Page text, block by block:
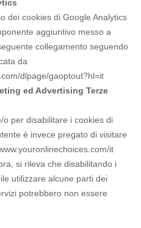
dei cookies di Google Analytics
aggiuntivo messo a
collegamento seguendo
da
dlpage/gaoptout?hl=it
ed Advertising Terze
per disabilitare i cookies di
è invece pregato di visitare
it
si rileva che disabilitando i
utilizzare alcune parti dei
potrebbero non essere